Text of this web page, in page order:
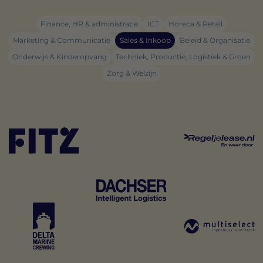
Finance, HR & administratie ICT
Horeca & Retail
Marketing & Communicatie
Sales & Inkoop
Beleid & Organisatie
Onderwijs & Kinderopvang
Techniek, Productie, Logistiek & Groen
Zorg & Welzijn